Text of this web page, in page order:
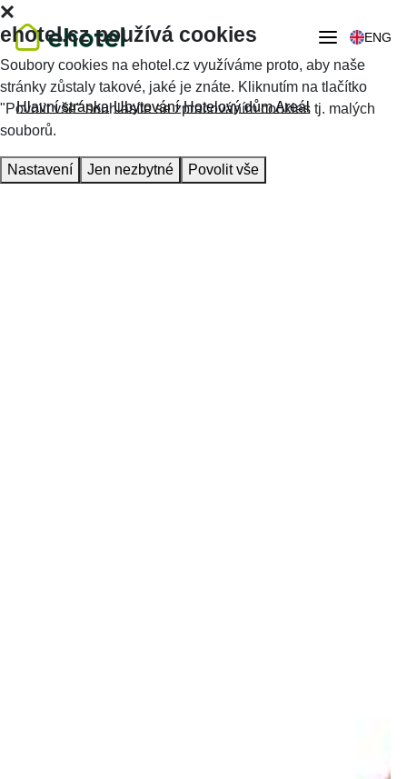
ENG
Hlavní stránka Ubytování Hotelový dům Areál
ehotel.cz používá cookies
Soubory cookies na ehotel.cz využíváme proto, aby naše
stránky zůstaly takové, jaké je znáte. Kliknutím na tlačítko
"Povolit vše" souhlasíte se zpracováním cookies tj. malých
souborů.
Nastavení Jen nezbytné Povolit vše